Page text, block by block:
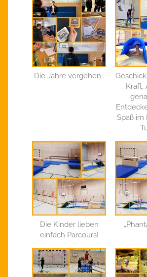
Die Jahre vergehen…
Kraft,
Spaß im
Die Kinder lieben
einfach Parcours!